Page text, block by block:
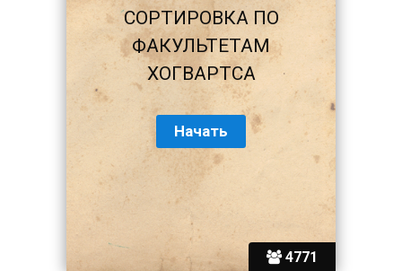
4771
СОРТИРОВКА ПО
ФАКУЛЬТЕТАМ
ХОГВАРТСА